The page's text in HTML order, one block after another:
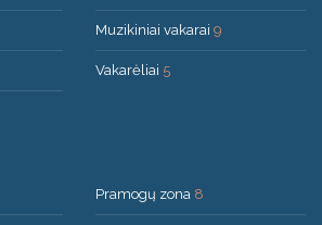
Muzikiniai vakarai 9
Vakarėliai 5
Pramogų zona 8